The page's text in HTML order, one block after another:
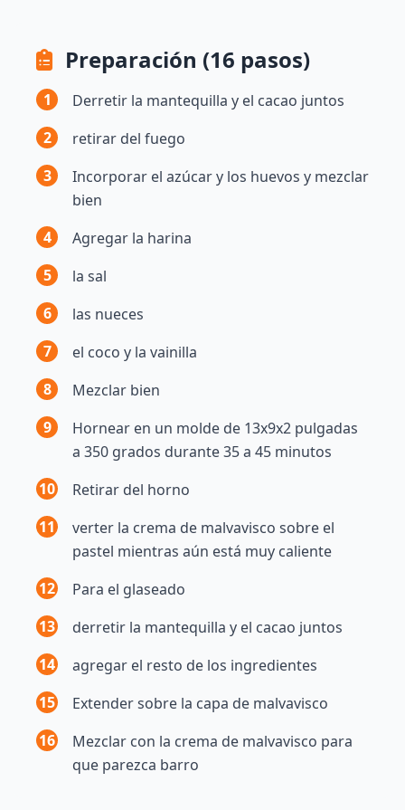
Preparación (16 pasos)
1
Derretir la mantequilla y el cacao juntos
2
retirar del fuego
3
Incorporar el azúcar y los huevos y mezclar
bien
4
Agregar la harina
5
la sal
6
las nueces
7
el coco y la vainilla
8
Mezclar bien
9
Hornear en un molde de 13x9x2 pulgadas
a 350 grados durante 35 a 45 minutos
10
Retirar del horno
11
verter la crema de malvavisco sobre el
pastel mientras aún está muy caliente
12
Para el glaseado
13
derretir la mantequilla y el cacao juntos
14
agregar el resto de los ingredientes
15
Extender sobre la capa de malvavisco
16
Mezclar con la crema de malvavisco para
que parezca barro